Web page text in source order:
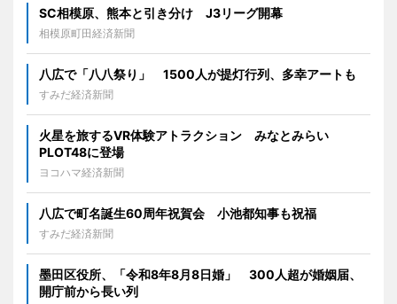
SC相模原、熊本と引き分け J3リーグ開幕
相模原町田経済新聞
八広で「八八祭り」 1500人が提灯行列、多幸アートも
すみだ経済新聞
火星を旅するVR体験アトラクション みなとみらい
PLOT48に登場
ヨコハマ経済新聞
八広で町名誕生60周年祝賀会 小池都知事も祝福
すみだ経済新聞
墨田区役所、「令和8年8月8日婚」 300人超が婚姻届、
開庁前から長い列